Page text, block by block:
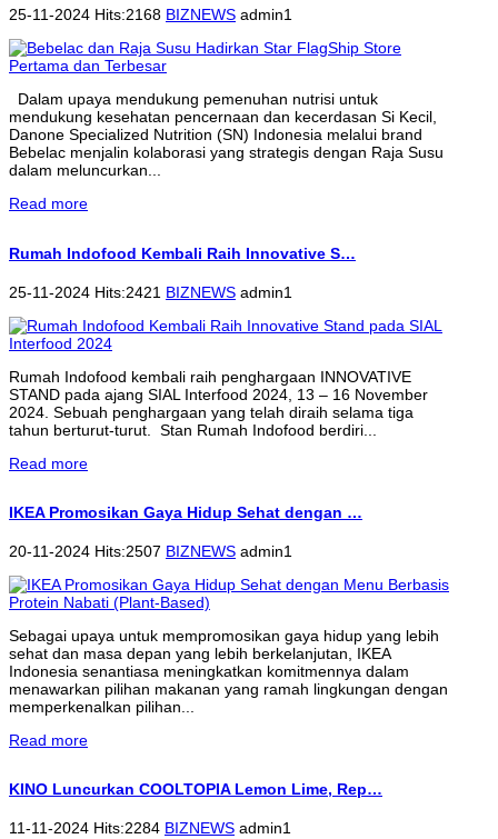
25-11-2024 Hits:2168 BIZNEWS admin1
Dalam upaya mendukung pemenuhan nutrisi untuk
mendukung kesehatan pencernaan dan kecerdasan Si Kecil,
Danone Specialized Nutrition (SN) Indonesia melalui brand
Bebelac menjalin kolaborasi yang strategis dengan Raja Susu
dalam meluncurkan...
Read more
Rumah Indofood Kembali Raih Innovative S…
25-11-2024 Hits:2421 BIZNEWS admin1
Rumah Indofood kembali raih penghargaan INNOVATIVE
STAND pada ajang SIAL Interfood 2024, 13 – 16 November
2024. Sebuah penghargaan yang telah diraih selama tiga
tahun berturut-turut. Stan Rumah Indofood berdiri...
Read more
IKEA Promosikan Gaya Hidup Sehat dengan …
20-11-2024 Hits:2507 BIZNEWS admin1
Sebagai upaya untuk mempromosikan gaya hidup yang lebih
sehat dan masa depan yang lebih berkelanjutan, IKEA
Indonesia senantiasa meningkatkan komitmennya dalam
menawarkan pilihan makanan yang ramah lingkungan dengan
memperkenalkan pilihan...
Read more
KINO Luncurkan COOLTOPIA Lemon Lime, Rep…
11-11-2024 Hits:2284 BIZNEWS admin1